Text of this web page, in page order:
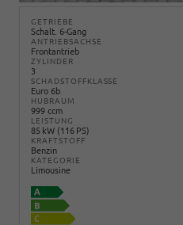
GETRIEBE
Schalt. 6-Gang
ANTRIEBSACHSE
Frontantrieb
ZYLINDER
3
SCHADSTOFFKLASSE
Euro 6b
HUBRAUM
999 ccm
LEISTUNG
85 kW (116 PS)
KRAFTSTOFF
Benzin
KATEGORIE
Limousine